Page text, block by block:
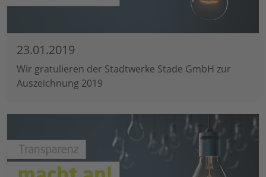
23.01.2019
Wir gratulieren der Stadtwerke Stade GmbH zur
Auszeichnung 2019